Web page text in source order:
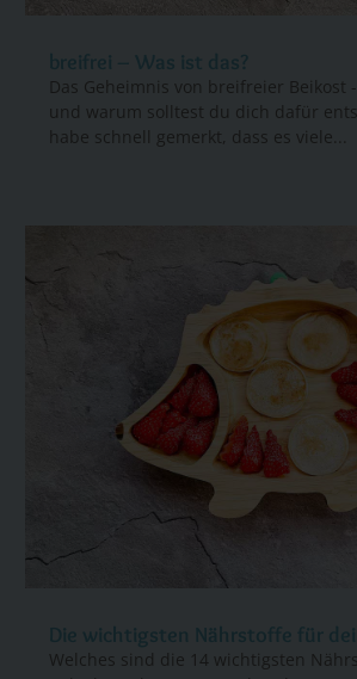
breifrei – Was ist das?
Das Geheimnis von breifreier Beikost
und warum solltest du dich dafür
habe schnell gemerkt, dass es viele...
Die wichtigsten Nährstoffe für
Welches sind die 14 wichtigsten